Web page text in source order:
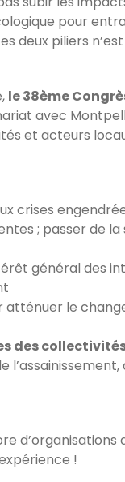
pour
deux piliers
le 38ème
avec
et acteurs
crises
; passer de
général des
atténuer le
des
l’assainissement,
d’organisations
!